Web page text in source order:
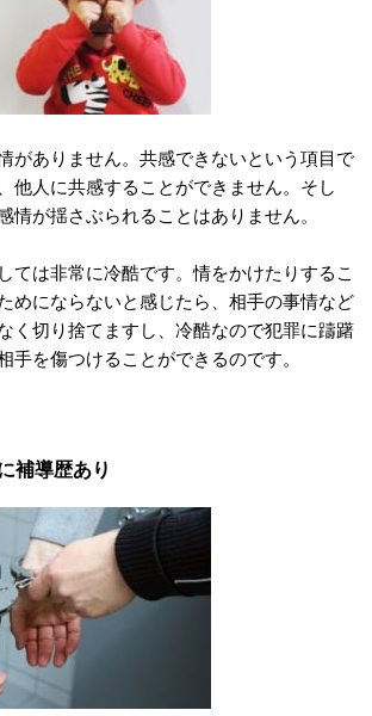
がありません。共感できないという項目で
他人に共感することができません。そし
情が揺さぶられることはありません。
ては非常に冷酷です。情をかけたりするこ
めにならないと感じたら、相手の事情など
く切り捨てますし、冷酷なので犯罪に躊躇
手を傷つけることができるのです。
補導歴あり